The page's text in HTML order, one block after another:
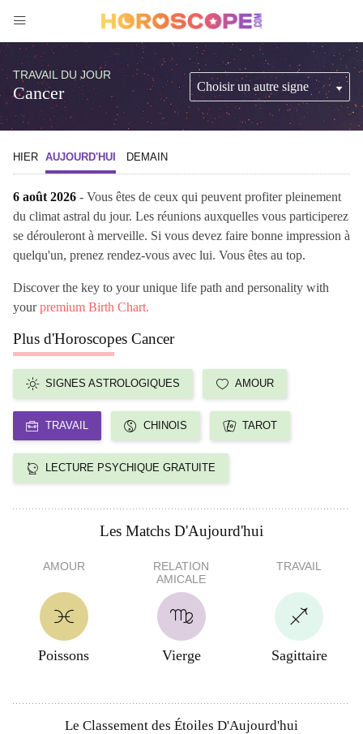
TRAVAIL DU JOUR
Cancer
HIER AUJOURD'HUI DEMAIN
6 août 2026 - Vous êtes de ceux qui peuvent profiter pleinement
du climat astral du jour. Les réunions auxquelles vous participerez
se dérouleront à merveille. Si vous devez faire bonne impression à
quelqu'un, prenez rendez-vous avec lui. Vous êtes au top.
Discover the key to your unique life path and personality with
yourpremium Birth Chart.
Plus d'Horoscopes Cancer
SIGNES ASTROLOGIQUES AMOUR
TRAVAIL CHINOIS TAROT
LECTURE PSYCHIQUE GRATUITE
Les Matchs D'Aujourd'hui
AMOUR
Poissons
RELATION
AMICALE
Vierge
TRAVAIL
Sagittaire
Le Classement des Étoiles D'Aujourd'hui